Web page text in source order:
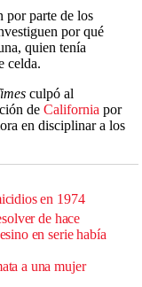
por parte de los
por qué
quien tenía
celda.
culpó al
de California por
en disciplinar a los
en 1974
de hace
en serie había
a una mujer